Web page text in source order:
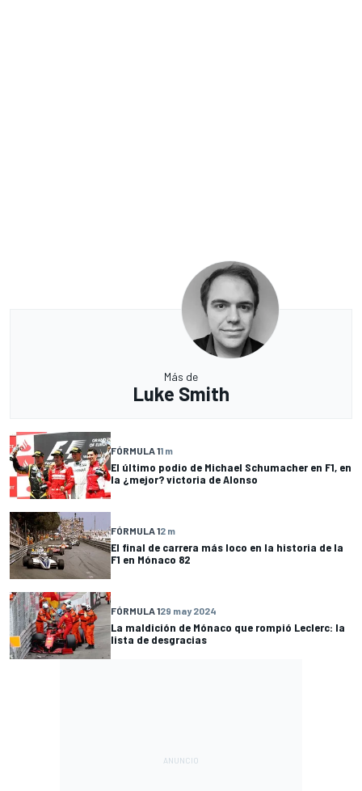
Más de
Luke Smith
FÓRMULA 11 m
El último podio de Michael Schumacher en F1, en
la ¿mejor? victoria de Alonso
FÓRMULA 12 m
El final de carrera más loco en la historia de la
F1 en Mónaco 82
FÓRMULA 129 may 2024
La maldición de Mónaco que rompió Leclerc: la
lista de desgracias